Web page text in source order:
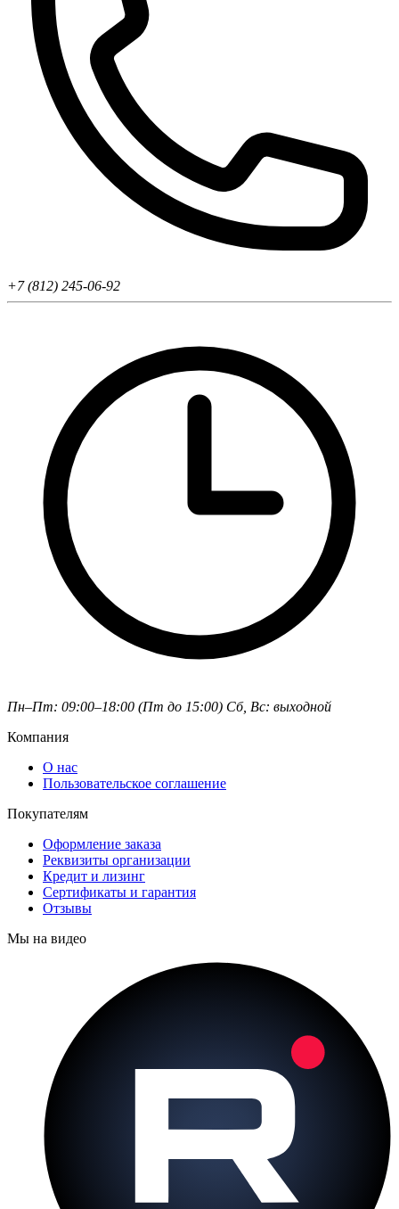
+7 (812) 245-06-92
Пн–Пт: 09:00–18:00 (Пт до 15:00) Сб, Вс: выходной
Компания
О нас
Пользовательское соглашение
Покупателям
Оформление заказа
Реквизиты организации
Кредит и лизинг
Сертификаты и гарантия
Отзывы
Мы на видео